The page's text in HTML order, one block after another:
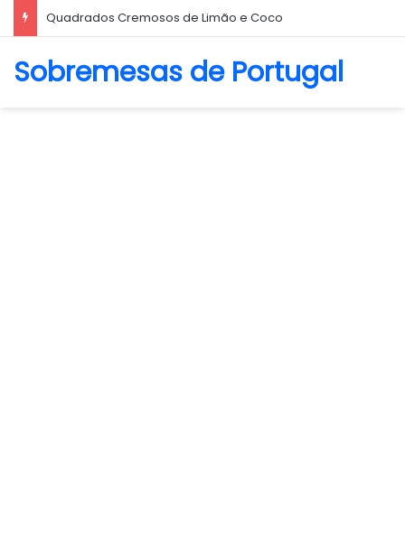
Quadrados Cremosos de Limão e Coco
Sobremesas de Portugal